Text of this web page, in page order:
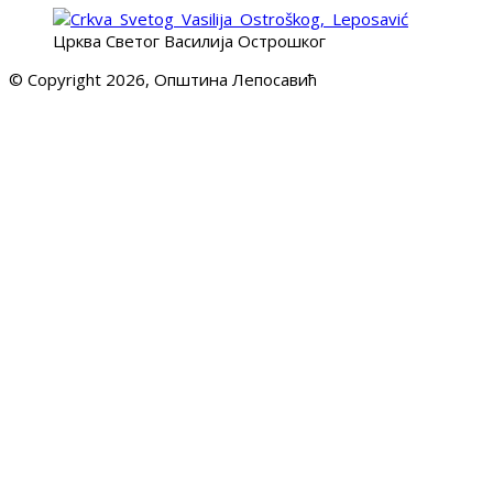
Црква Светог Василија Острошког
© Copyright 2026, Општина Лепосавић